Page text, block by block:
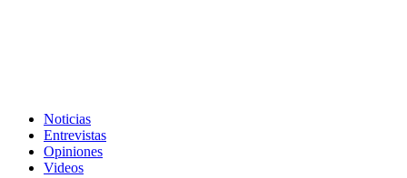
Noticias
Entrevistas
Opiniones
Videos